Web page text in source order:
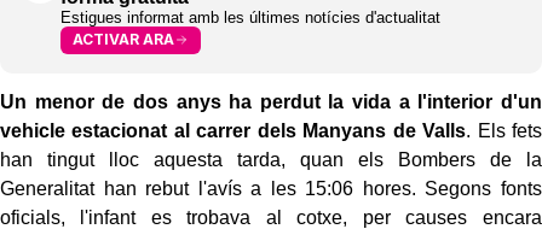
Estigues informat amb les últimes notícies d'actualitat
ACTIVAR ARA
Un menor de dos anys ha perdut la vida a l'interior d'un
vehicle estacionat al carrer dels Manyans de Valls. Els fets
han tingut lloc aquesta tarda, quan els Bombers de la
Generalitat han rebut l'avís a les 15:06 hores. Segons fonts
oficials, l'infant es trobava al cotxe, per causes encara